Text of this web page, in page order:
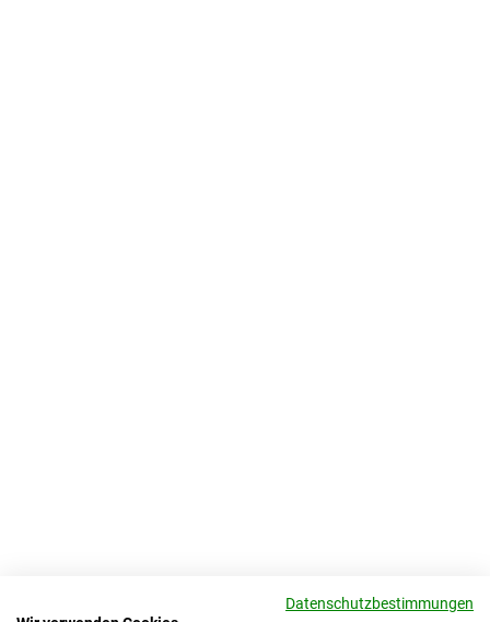
Datenschutzbestimmungen